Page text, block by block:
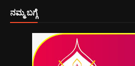
ನಮ್ಮ ಬಗ್ಗೆ